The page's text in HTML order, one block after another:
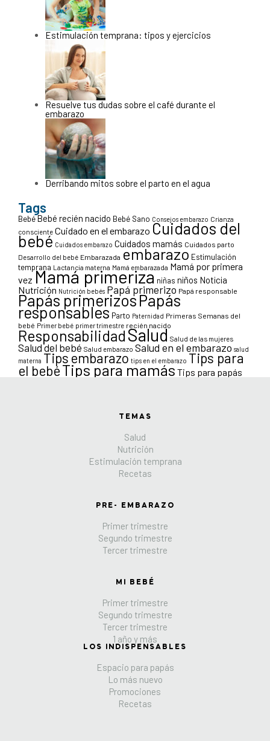
Estimulación temprana: tipos y ejercicios
Resuelve tus dudas sobre el café durante el
embarazo
Derribando mitos sobre el parto en el agua
Tags
BebéBebé recién nacido Bebé Sano Consejos embarazo Crianza
consciente Cuidado en el embarazo Cuidados del
bebé Cuidados embarazo Cuidados mamás Cuidados parto
Desarrollo del bebé Embarazada embarazo Estimulación
temprana Lactancia materna Mamá embarazada Mamá por primera
vez Mamá primeriza niñas niños Noticia
Nutrición Nutrición bebés Papá primerizo Papá responsable
Papás primerizosPapás
responsables Parto Paternidad Primeras Semanas del
bebé Primer bebé primer trimestre recién nacido
Responsabilidad Salud Salud de las mujeres
Salud del bebé Salud embarazo Salud en el embarazo salud
materna Tips embarazo tips en el embarazo Tips para
el bebéTips para mamásTips para papás
TEMAS
Salud
Nutrición
Estimulación temprana
Recetas
PRE- EMBARAZO
Primer trimestre
Segundo trimestre
Tercer trimestre
MI BEBÉ
Primer trimestre
Segundo trimestre
Tercer trimestre
1 año y más
LOS INDISPENSABLES
Espacio para papás
Lo más nuevo
Promociones
Recetas